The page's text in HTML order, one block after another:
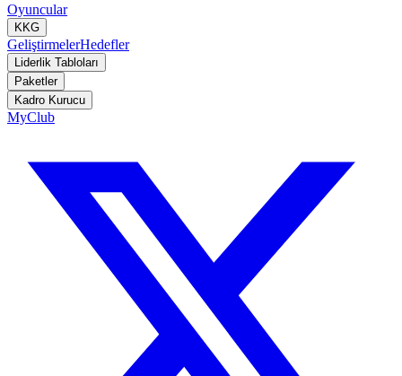
Oyuncular
KKG
GeliştirmelerHedefler
Liderlik Tabloları
Paketler
Kadro Kurucu
MyClub